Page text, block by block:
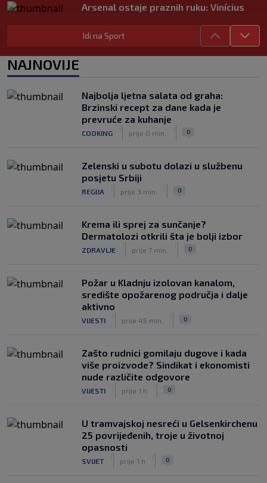
Arsenal ostaje praznih ruku: Vinícius
Júnior i Real Madrid postigli dogovor
NOGOMET
NOGOMET
| | 0
Izvinjenje s elementima prijetnje i
„gomila slabića“ u UEFA-i
Idi na Sport
NAJNOVIJE
Najbolja ljetna salata od graha:
Brzinski recept za dane kada je
prevruće za kuhanje
COOKING prije 0 min. 0
Zelenski u subotu dolazi u službenu
posjetu Srbiji
REGIJA prije 3 min. 0
Krema ili sprej za sunčanje?
Dermatolozi otkrili šta je bolji izbor
ZDRAVLJE prije 7 min. 0
Požar u Kladnju izolovan kanalom,
središte opožarenog područja i dalje
aktivno
VIJESTI prije 45 min. 0
Zašto rudnici gomilaju dugove i kada
više proizvode? Sindikat i ekonomisti
nude različite odgovore
VIJESTI prije 1 h 0
U tramvajskoj nesreći u Gelsenkirchenu
25 povrijeđenih, troje u životnoj
opasnosti
SVIJET prije 1 h 0